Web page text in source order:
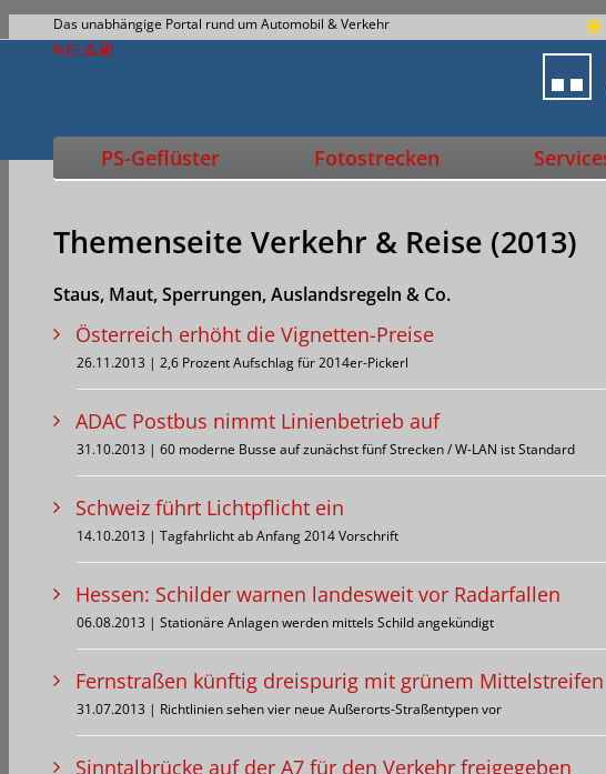
Das unabhängige Portal rund um Automobil & Verkehr
PS-Geflüster Fotostrecken
Themenseite Verkehr & Reise (2013)
Staus, Maut, Sperrungen, Auslandsregeln & Co.
Österreich erhöht die Vignetten-Preise
26.11.2013 | 2,6 Prozent Aufschlag für 2014er-Pickerl
ADAC Postbus nimmt Linienbetrieb auf
31.10.2013 | 60 moderne Busse auf zunächst fünf Strecken / W-LAN ist Standard
Schweiz führt Lichtpflicht ein
14.10.2013 | Tagfahrlicht ab Anfang 2014 Vorschrift
Hessen: Schilder warnen landesweit vor Radarfallen
06.08.2013 | Stationäre Anlagen werden mittels Schild angekündigt
Fernstraßen künftig dreispurig mit grünem Mittelstreifen
31.07.2013 | Richtlinien sehen vier neue Außerorts-Straßentypen vor
Sinntalbrücke auf der A7 für den Verkehr freigegeben